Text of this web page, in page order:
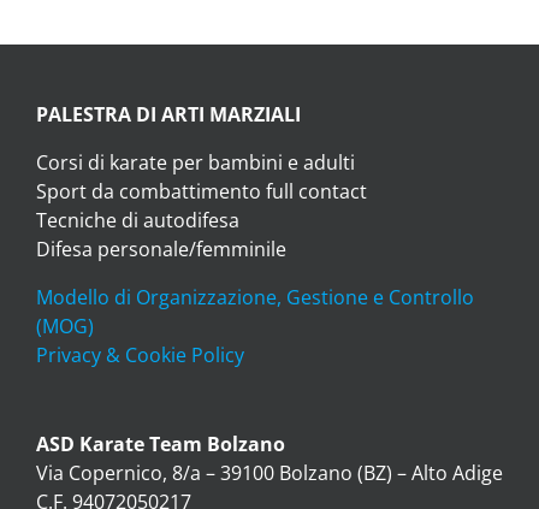
PALESTRA DI ARTI MARZIALI
Corsi di karate per bambini e adulti
Sport da combattimento full contact
Tecniche di autodifesa
Difesa personale/femminile
Modello di Organizzazione, Gestione e Controllo
(MOG)
Privacy & Cookie Policy
ASD Karate Team Bolzano
Via Copernico, 8/a – 39100 Bolzano (BZ) – Alto Adige
C.F. 94072050217